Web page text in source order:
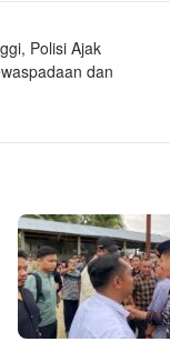
Polisi Ajak
dan